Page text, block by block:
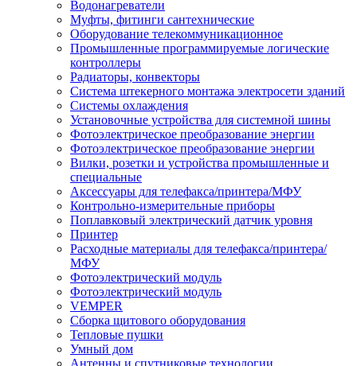
Водонагреватели
Муфты, фитинги сантехнические
Оборудование телекоммуникационное
Промышленные программируемые логические
контроллеры
Радиаторы, конвекторы
Система штекерного монтажа электросети зданий
Системы охлаждения
Установочные устройства для системной шины
Фотоэлектрическое преобразование энергии
Фотоэлектрическое преобразование энергии
Вилки, розетки и устройства промышленные и
специальные
Аксессуары для телефакса/принтера/МФУ
Контрольно-измерительные приборы
Поплавковый электрический датчик уровня
Принтер
Расходные материалы для телефакса/принтера/
МФУ
Фотоэлектрический модуль
Фотоэлектрический модуль
VEMPER
Сборка щитового оборудования
Тепловые пушки
Умный дом
Антенны и спутниковые технологии